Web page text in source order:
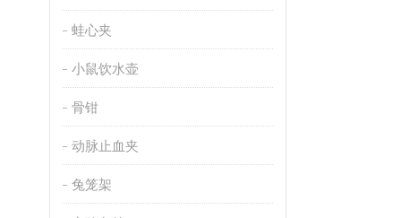
蛙心夹
小鼠饮水壶
骨钳
动脉止血夹
兔笼架